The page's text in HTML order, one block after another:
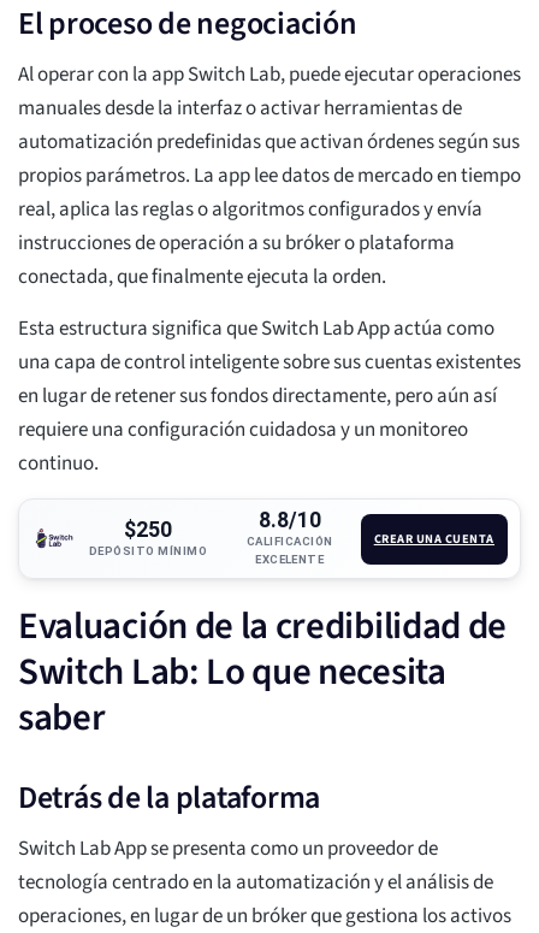
El proceso de negociación
Al operar con la app Switch Lab, puede ejecutar operaciones
manuales desde la interfaz o activar herramientas de
automatización predefinidas que activan órdenes según sus
propios parámetros. La app lee datos de mercado en tiempo
real, aplica las reglas o algoritmos configurados y envía
instrucciones de operación a su bróker o plataforma
conectada, que finalmente ejecuta la orden.
Esta estructura significa que Switch Lab App actúa como
una capa de control inteligente sobre sus cuentas existentes
en lugar de retener sus fondos directamente, pero aún así
requiere una configuración cuidadosa y un monitoreo
continuo.
$250
DEPÓSITO MÍNIMO
8.8/10
CALIFICACIÓN
EXCELENTE
CREAR UNA CUENTA
Evaluación de la credibilidad de
Switch Lab: Lo que necesita
saber
Detrás de la plataforma
Switch Lab App se presenta como un proveedor de
tecnología centrado en la automatización y el análisis de
operaciones, en lugar de un bróker que gestiona los activos